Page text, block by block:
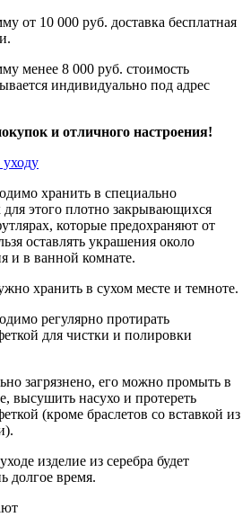
от 10 000 руб. доставка бесплатная
менее 8 000 руб. стоимость
индивидуально под адрес
и отличного настроения!
хранить в специально
этого плотно закрывающихся
которые предохраняют от
оставлять украшения около
и в ванной комнате.
хранить в сухом месте и темноте.
регулярно протирать
для чистки и полировки
загрязнено, его можно промыть в
высушить насухо и протереть
(кроме браслетов со вставкой из
изделие из серебра будет
долгое время.